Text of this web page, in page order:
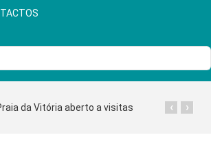
da Vitória aberto a visitas ›
‹